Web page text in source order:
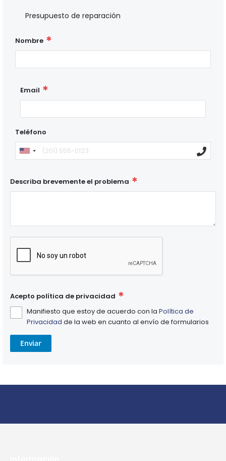
Presupuesto de reparación
Nombre
Email
Teléfono
Describa brevemente el problema
Acepto política de privacidad
Manifiesto que estoy de acuerdo con la Política de
Privacidad de la web en cuanto al envío de formularios
Enviar